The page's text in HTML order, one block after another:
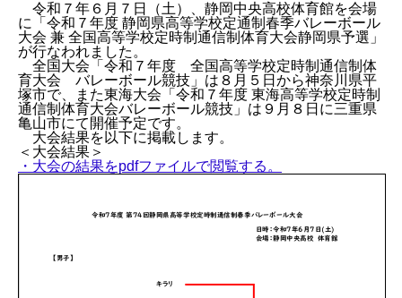
令和７年６月７日（土）、静岡中央高校体育館を会場
に「令和７年度 静岡県高等学校定通制春季バレーボール
大会 兼 全国高等学校定時制通信制体育大会静岡県予選」
が行なわれました。
全国大会「令和７年度 全国高等学校定時制通信制体
育大会 バレーボール競技」は８月５日から神奈川県平
塚市で、また東海大会「令和７年度 東海高等学校定時制
通信制体育大会バレーボール競技」は９月８日に三重県
亀山市にて開催予定です。
大会結果を以下に掲載します。
＜大会結果＞
・大会の結果をpdfファイルで閲覧する。